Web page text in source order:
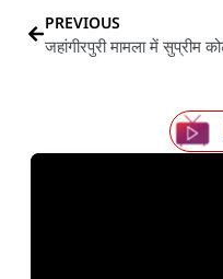
PREVIOUS